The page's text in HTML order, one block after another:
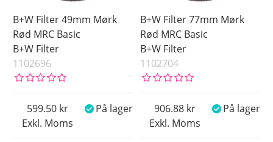
B+W Filter 49mm Mørk
Rød MRC Basic
B+W Filter
1102696
Exkl. Moms
599.50 På lager
B+W Filter 77mm Mørk
Rød MRC Basic
B+W Filter
1102704
Exkl. Moms
906.88 På lager